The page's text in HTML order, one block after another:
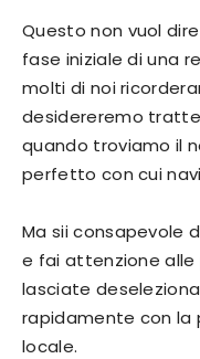
Questo non vuol
fase iniziale di una
molti di noi
desidereremo
quando troviamo il
perfetto con cui
Ma sii consapevole
e fai attenzione alle
lasciate
rapidamente con la
locale.